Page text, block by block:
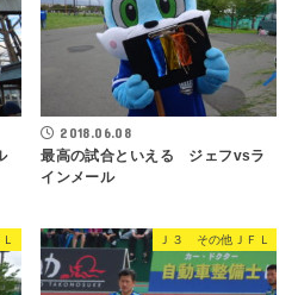
2018.06.08
最高の試合といえる ジェフvsラ
インメール
Ｊ３ その他ＪＦＬ